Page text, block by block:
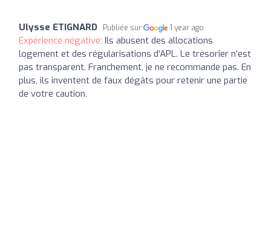
Ulysse ETIGNARD Publiée sur 1 year ago
Expérience négative: Ils abusent des allocations
logement et des régularisations d’APL. Le trésorier n’est
pas transparent. Franchement, je ne recommande pas. En
plus, ils inventent de faux dégâts pour retenir une partie
de votre caution.